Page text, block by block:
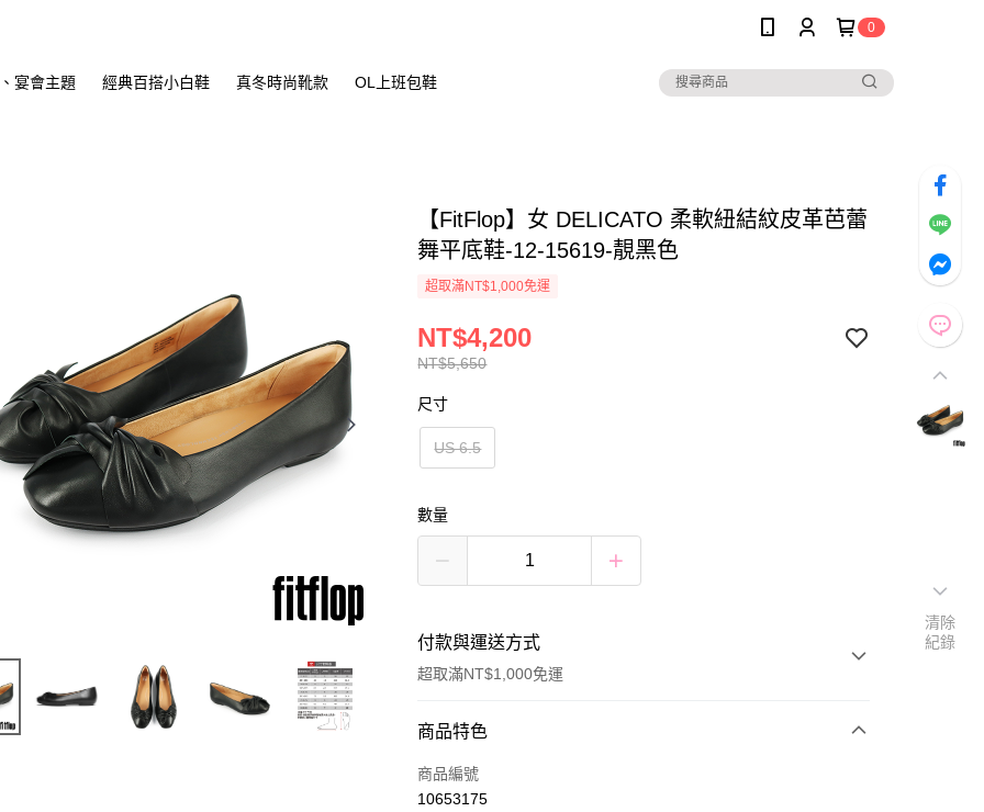
0
宴會主題 經典百搭小白鞋 真冬時尚靴款 OL上班包鞋
【FitFlop】女 DELICATO 柔軟紐結紋皮革芭蕾
舞平底鞋-12-15619-靚黑色
超取滿NT$1,000免運
NT$5,650
NT$4,200
尺寸
US 6.5
數量
付款與運送方式
超取滿NT$1,000免運
付款方式
信用卡一次付款
商品特色
商品編號
10653175
清除
紀錄